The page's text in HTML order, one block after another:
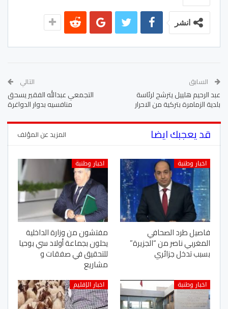
انشر
السابق
عبد الرحيم هلييل يترشح لرئاسة
بلدية الزمامرة بتركية من الاحرار
التالي
التجمعي عبدالله الفقير يسحق
منافسيه بدوار الدواغرة
قد يعجبك ايضا المزيد عن المؤلف
اخبار وطنبة
فاصيل طرد الصحافي
المغربي ناصر من “الجزيرة”
بسبب تدخل جزائري
اخبار وطنبة
مفتشون من وزارة الداخلية
يحلون بجماعة أولاد سي بوحيا
للتحقيق في صفقات و
مشاريع
اخبار وطنبة اخبار الإقليم